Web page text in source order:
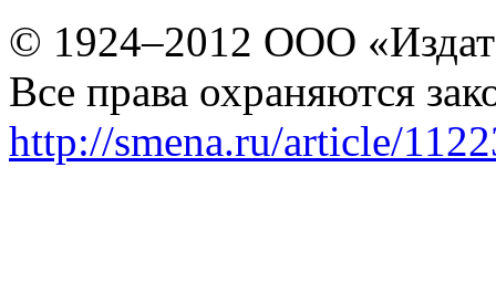
© 1924–2012 ООО
Все права охраняются
http://smena.ru/article/